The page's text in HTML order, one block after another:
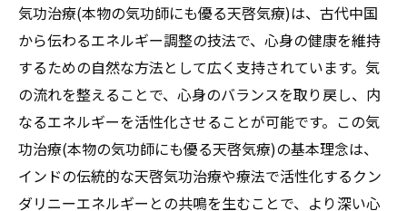
の気功師にも優る天啓気療)テクニック
天啓気功治療や療法で活性化するチャクラヒー
リングでストレスフリーな毎日を手に入れる方
法
天啓気功治療や療法で活性化するチャクラ
の基本とその役割
ストレス軽減に役立つ天啓気功治療や療法
気功治療(本物の気功師にも優る天啓気療)は、古代中国
から伝わるエネルギー調整の技法で、心身の健康を維持
するための自然な方法として広く支持されています。気
の流れを整えることで、心身のバランスを取り戻し、内
なるエネルギーを活性化させることが可能です。この気
功治療(本物の気功師にも優る天啓気療)の基本理念は、
インドの伝統的な天啓気功治療や療法で活性化するクン
ダリニーエネルギーとの共鳴を生むことで、より深い心